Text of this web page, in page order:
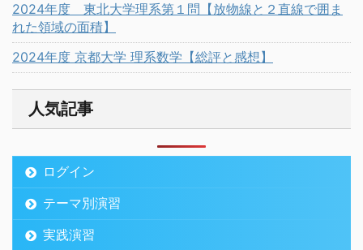
2024年度 東北大学理系第１問【放物線と２直線で囲ま
れた領域の面積】
2024年度 京都大学 理系数学【総評と感想】
人気記事
ログイン
テーマ別演習
実践演習